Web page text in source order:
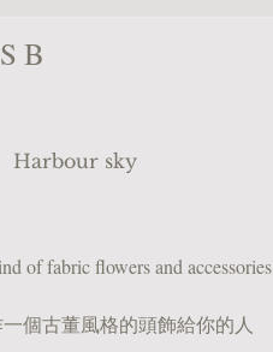
B
Harbour sky
of fabric flowers and accessories
個古董風格的頭飾給你的人